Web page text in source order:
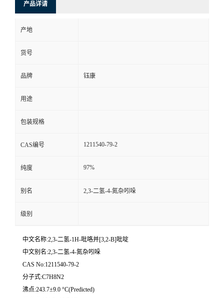
产品详请
产地
货号
品牌 钰康
用途
包装规格
CAS编号 1211540-79-2
纯度 97%
别名 2,3-二氢-4-氮杂吲哚
级别
中文名称:2,3-二氢-1H-吡咯并[3,2-B]吡啶
中文别名:2,3-二氢-4-氮杂吲哚
CAS No:1211540-79-2
分子式:C7H8N2
沸点:243.7±9.0 °C(Predicted)